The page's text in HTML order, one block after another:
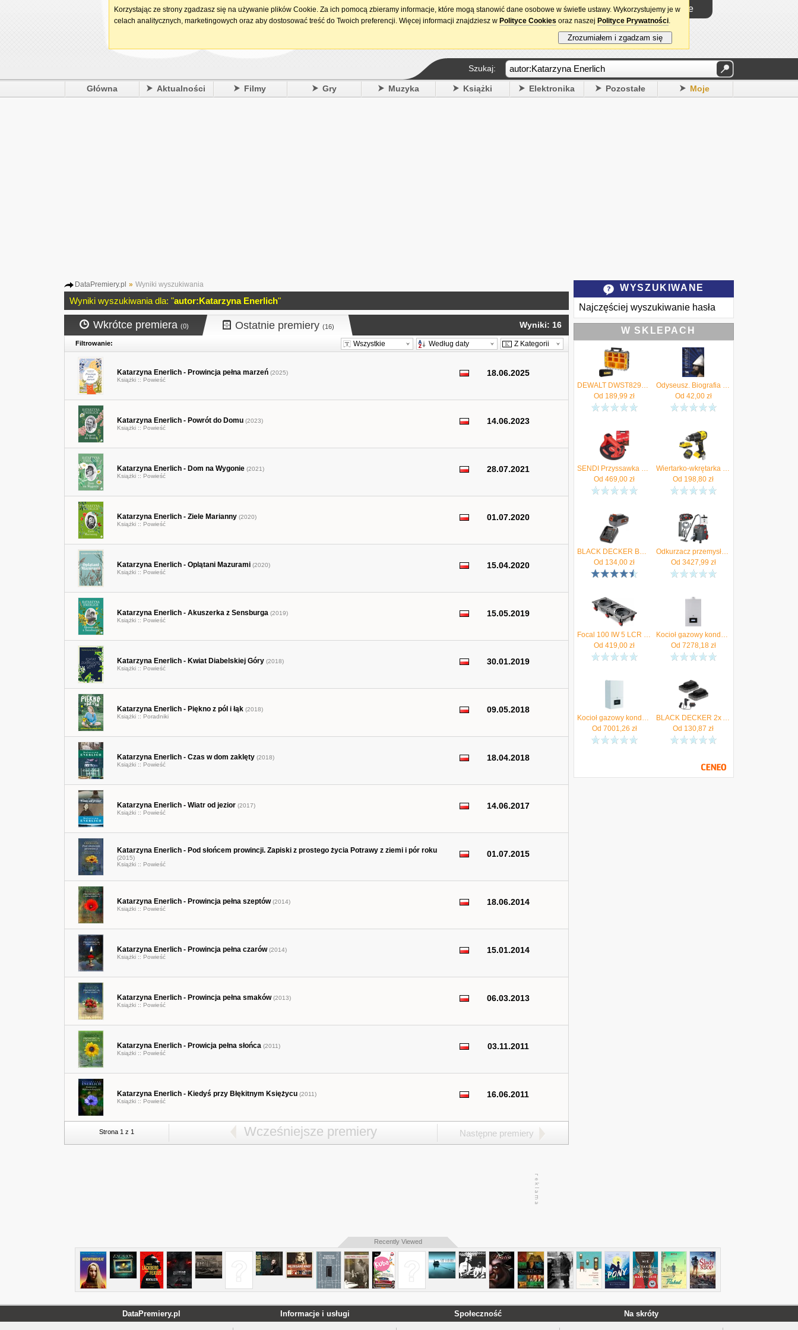
15. urodziny DataPremiery.pl Logowanie
Szukaj:
Główna Aktualności Filmy Gry Muzyka Książki Elektronika Pozostałe Moje
DataPremiery.pl » Wyniki wyszukiwania
Wyniki wyszukiwania dla: "autor:Katarzyna Enerlich"
Wkrótce premiera (0) Ostatnie premiery (16) Wyniki: 16
Filtrowanie: Wszystkie Według daty Z Kategorii
Katarzyna Enerlich - Prowincja pełna marzeń (2025)
Książki :: Powieść
18.06.2025
Katarzyna Enerlich - Powrót do Domu (2023)
Książki :: Powieść
14.06.2023
Katarzyna Enerlich - Dom na Wygonie (2021)
Książki :: Powieść
28.07.2021
Katarzyna Enerlich - Ziele Marianny (2020)
Książki :: Powieść
01.07.2020
Katarzyna Enerlich - Oplątani Mazurami (2020)
Książki :: Powieść
15.04.2020
Katarzyna Enerlich - Akuszerka z Sensburga (2019)
Książki :: Powieść
15.05.2019
Katarzyna Enerlich - Kwiat Diabelskiej Góry (2018)
Książki :: Powieść
30.01.2019
Katarzyna Enerlich - Piękno z pól i łąk (2018)
Książki :: Poradniki
09.05.2018
Katarzyna Enerlich - Czas w dom zaklęty (2018)
Książki :: Powieść
18.04.2018
Katarzyna Enerlich - Wiatr od jezior (2017)
Książki :: Powieść
14.06.2017
Katarzyna Enerlich - Pod słońcem prowincji. Zapiski z prostego życia Potrawy z ziemi i pór roku
(2015)
Książki :: Powieść
01.07.2015
Katarzyna Enerlich - Prowincja pełna szeptów(2014)
Książki :: Powieść
18.06.2014
Katarzyna Enerlich - Prowincja pełna czarów(2014)
Książki :: Powieść
15.01.2014
Katarzyna Enerlich - Prowincja pełna smaków(2013)
Książki :: Powieść
06.03.2013
Katarzyna Enerlich - Prowicja pełna słońca (2011)
Książki :: Powieść
03.11.2011
Katarzyna Enerlich - Kiedyś przy Błękitnym Księżycu (2011)
Książki :: Powieść
16.06.2011
Strona 1 z 1 Wcześniejsze premiery Następne premiery
WYSZUKIWANE
Najczęściej wyszukiwanie hasła
W SKLEPACH
DEWALT DWST82968-1 Skrzynia Organizer TSTAK V 2.0 + torba narzędziowa - Autoryzowany Dystrybutor
Od 189,99 zł
Odyseusz. Biografia nieautoryzowana
Od 42,00zł
SENDI Przyssawka do płytek automatyczna próżniowa ASC-21 NG - Autoryzowany Dystrybutor
Od 469,00 zł
Wiertarko-wkrętarka 18V V20 udarowa 60Nm body Stanley SFMCD716B aku 2Ah ład - Autoryzowany Dystrybutor
Od 198,80 zł
BLACK DECKER BDC1A Szybka ładowarka do akumulatorów 14,4-18V + Akumulator 4.0Ah - Autoryzowany Dystrybutor
Od 134,00 zł
Odkurzacz przemysłowy 1600W 35l Starmix iPulse L-1635 Basic + Płyta Unifix - Autoryzowany Dystrybutor
Od 3427,99 zł
Focal 100 IW 5 LCR | Głośnik do zabudowy | Gwarancja PL | Autoryzowany DEALER
Od 419,00 zł
Kocioł gazowy kondensacyjny 2-funkcyjny MCR4 19/20 MI De Dietrich Autoryzowany Sprzedawca !!
Od 7278,18zł
Kocioł gazowy kondensacyjny MCR4 19 1funkcyjny De Dietrich Autoryzowany Sprzedawca !! 7857044
Od 7001,26 zł
BLACK DECKER 2x Akumulator Li-Ion 18V 2,0Ah PowerConnect BDL2018S + Ładowarka - Autoryzowany Dystrybutor
Od 130,87 zł
Recently Viewed
DataPremiery.pl Informacje i usługi Społeczność Na skróty
Korzystając ze strony zgadzasz się na używanie plików Cookie. Za ich pomocą zbieramy informacje, które mogą stanowić dane osobowe w świetle ustawy. Wykorzystujemy je w
celach analitycznych, marketingowych oraz aby dostosować treść do Twoich preferencji. Więcej informacji znajdziesz w Polityce Cookies oraz naszej Polityce Prywatności.
Zrozumiałem i zgadzam się